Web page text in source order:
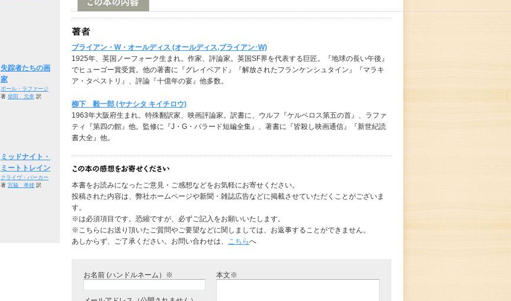
ブライアン・W・オールディス (オールディス,ブライアン･W)
1925年、英国ノーフォーク生まれ。作家、評論家。英国SF界を代表する巨匠。『地球の長い午後』
でヒューゴー賞受賞。他の著書に『グレイベアド』『解放されたフランケンシュタイン』『マラキ
ア・タペストリ』、評論『十億年の宴』他多数。
柳下 毅一郎 (ヤナシタ キイチロウ)
1963年大阪府生まれ。特殊翻訳家、映画評論家。訳書に、ウルフ『ケルベロス第五の首』、ラファ
ティ『第四の館』他。監修に『J・G・バラード短編全集』、著書に『皆殺し映画通信』『新世紀読
書大全』他。
本書をお読みになったご意見・ご感想などをお気軽にお寄せください。
投稿された内容は、弊社ホームページや新聞・雑誌広告などに掲載させていただくことがございま
す。
※は必須項目です。恐縮ですが、必ずご記入をお願いいたします。
※こちらにお送り頂いたご質問やご要望などに関しましては、お返事することができません。
あしからず、ご了承ください。お問い合わせは、 こちらへ
お名前 (ハンドルネーム）※ 本文※
失踪者たちの画
家
ポール・ラファージ
著 柴田 元幸 訳
ミッドナイト・
ミートトレイン
クライヴ・バーカー
著 宮脇 孝雄 訳